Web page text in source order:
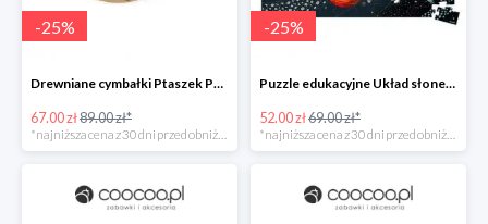
-25%
Drewniane cymbałki Ptaszek Pure, Janod UO
67.00 zł89.00 zł*
-25%
Puzzle edukacyjne Układ słoneczny 100 elementów, Janod UO
52.00 zł69.00 zł*